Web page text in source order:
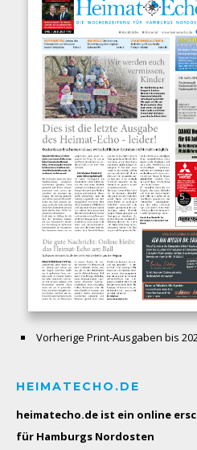
Vorherige Print-Ausgaben bis
HEIMATECHO.DE
heimatecho.de ist ein online
für Hamburgs Nordosten